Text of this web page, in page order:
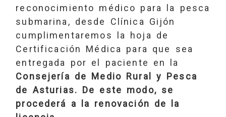
reconocimiento médico para la pesca
submarina, desde Clínica Gijón
cumplimentaremos la hoja de
Certificación Médica para que sea
entregada por el paciente en la
Consejería de Medio Rural y Pesca
de Asturias. De este modo, se
procederá a la renovación de la